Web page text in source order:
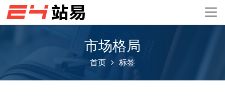
市场格局
首页 标签